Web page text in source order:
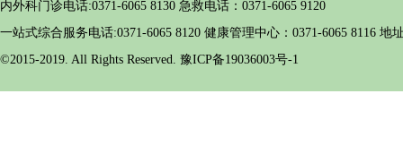
内外科门诊电话:0371-6065 8130 急救电话：0371-6065 9120
一站式综合服务电话:0371-6065 8120 健康管理中心：0371-6065 8116
©2015-2019. All Rights Reserved. 豫ICP备19036003号-1